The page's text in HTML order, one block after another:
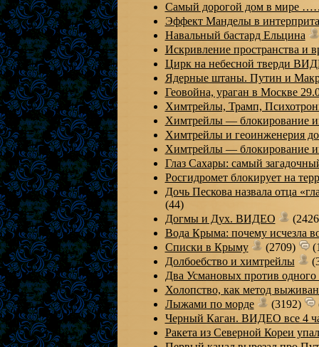
Самый дорогой дом в мире
Эффект Манделы в
Навальный бастард Ельцина
Искривление пространства
Цирк на небесной тверди
Ядерные штаны. Путин и
Геовойна, ураган в Москве
Химтрейлы, Трамп,
Химтрейлы — блокирование
Химтрейлы и геоинженерия
Химтрейлы — блокирование
Глаз Сахары: самый
Росгидромет блокирует на
Дочь Пескова назвала отца
(44)
Догмы и Дух. ВИДЕО
Вода Крыма: почему исчезла
Списки в Крыму
(2709)
Долбоебство и химтрейлы
Два Усмановых против
Холопство, как метод
Лыжами по морде
(3192)
Черный Каган. ВИДЕО все 4
Ракета из Северной Кореи